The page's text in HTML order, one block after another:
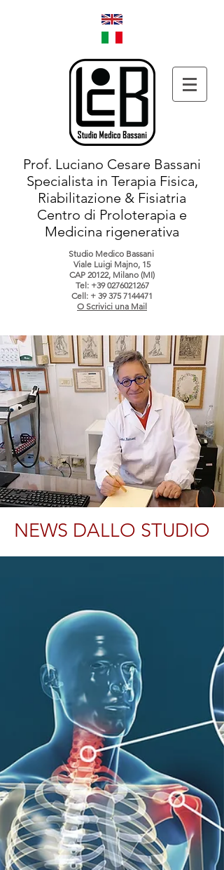
Prof. Luciano Cesare Bassani
Specialista in Terapia Fisica,
Riabilitazione & Fisiatria
Centro di Proloterapia e
Medicina rigenerativa
Studio Medico Bassani
Viale Luigi Majno, 15
CAP 20122, Milano (MI)
Tel: +39 0276021267
Cell: + 39 375 7144471
O Scrivici una Mail
NEWS DALLO STUDIO